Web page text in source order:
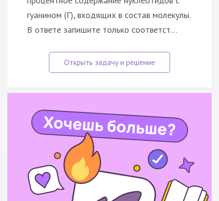
гуанином (Г), входящих в состав молекулы.
В ответе запишите только соответст…